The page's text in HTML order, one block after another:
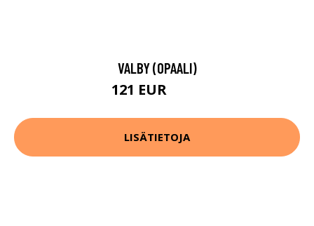
VALBY (OPAALI)
121 EUR
LISÄTIETOJA